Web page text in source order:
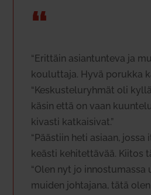
“
“Erittäin asian­tunteva ja
kou­luttaja. Hyvä porukka
“Kes­kus­te­lu­ryhmät oli
käsin että on vaan
kivasti kat­kai­sivat.”
“Päästiin heti asiaan,
keästi kehi­tet­tävää. Kiitos
“Olen nyt jo
muiden joh­tajana, tätä olen